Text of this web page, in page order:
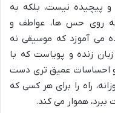
پیچیده نیست، بلکه به
روی حس ها، عواطف و
می آموزد که موسیقی نه
زنده و پویاست که با
و احساسات عمیق تری دست
راه را برای هر کسی که
هموار می کند.